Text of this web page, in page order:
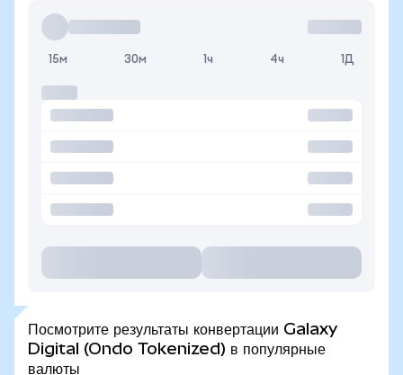
15м 30м 1ч 4ч 1Д
Посмотрите результаты конвертации Galaxy
Digital (Ondo Tokenized) в популярные
валюты